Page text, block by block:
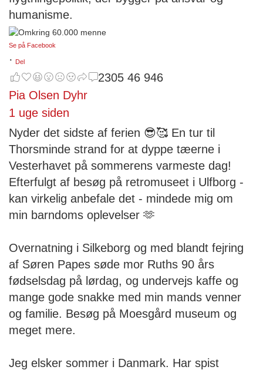
humanisme.
Se på Facebook
· Del
2305 46 946
Pia Olsen Dyhr
1 uge siden
Nyder det sidste af ferien 😎🥰 En tur til
Thorsminde strand for at dyppe tæerne i
Vesterhavet på sommerens varmeste dag!
Efterfulgt af besøg på retromuseet i Ulfborg -
kan virkelig anbefale det - mindede mig om
min barndoms oplevelser 🫶
Overnatning i Silkeborg og med blandt fejring
af Søren Papes søde mor Ruths 90 års
fødselsdag på lørdag, og undervejs kaffe og
mange gode snakke med min mands venner
og familie. Besøg på Moesgård museum og
meget mere.
Jeg elsker sommer i Danmark. Har spist